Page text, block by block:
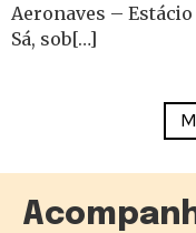
Aeronaves – Estácio
Sá, sob[…]